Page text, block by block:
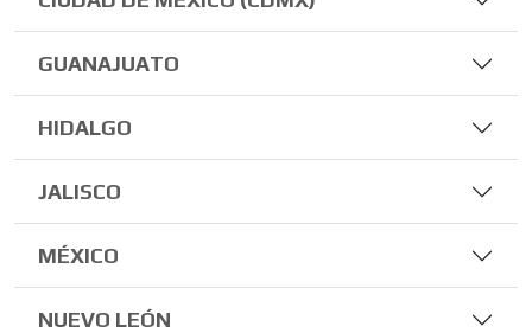
GUANAJUATO
HIDALGO
JALISCO
MÉXICO
NUEVO LEÓN